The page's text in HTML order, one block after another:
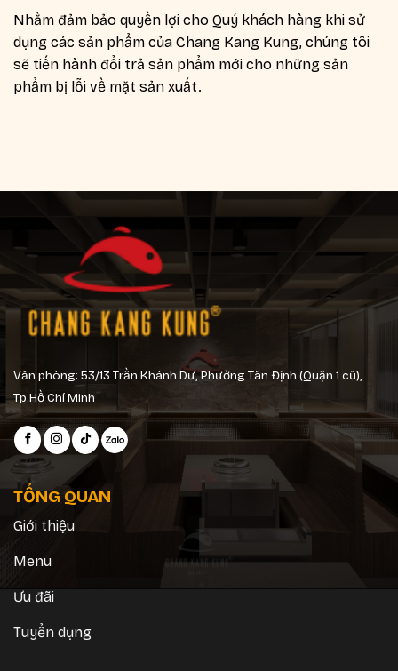
Nhằm đảm bảo quyền lợi cho Quý khách hàng khi sử
dụng các sản phẩm của Chang Kang Kung, chúng tôi
sẽ tiến hành đổi trả sản phẩm mới cho những sản
phẩm bị lỗi về mặt sản xuất.
Văn phòng: 53/13 Trần Khánh Dư, Phường Tân Định (Quận 1 cũ),
Tp.Hồ Chí Minh
TỔNG QUAN
Giới thiệu
Menu
Ưu đãi
Tuyển dụng